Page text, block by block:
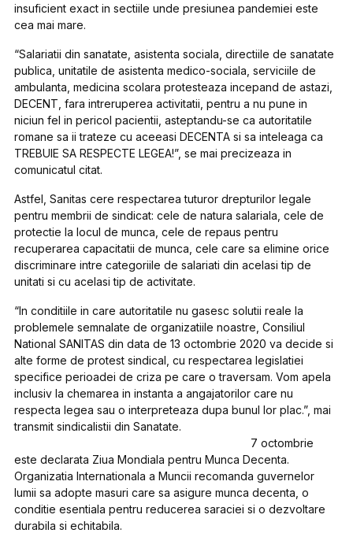
insuficient exact in sectiile unde presiunea pandemiei este
cea mai mare.
“Salariatii din sanatate, asistenta sociala, directiile de sanatate
publica, unitatile de asistenta medico-sociala, serviciile de
ambulanta, medicina scolara protesteaza incepand de astazi,
DECENT, fara intreruperea activitatii, pentru a nu pune in
niciun fel in pericol pacientii, asteptandu-se ca autoritatile
romane sa ii trateze cu aceeasi DECENTA si sa inteleaga ca
TREBUIE SA RESPECTE LEGEA!”, se mai precizeaza in
comunicatul citat.
Astfel, Sanitas cere respectarea tuturor drepturilor legale
pentru membrii de sindicat: cele de natura salariala, cele de
protectie la locul de munca, cele de repaus pentru
recuperarea capacitatii de munca, cele care sa elimine orice
discriminare intre categoriile de salariati din acelasi tip de
unitati si cu acelasi tip de activitate.
“In conditiile in care autoritatile nu gasesc solutii reale la
problemele semnalate de organizatiile noastre, Consiliul
National SANITAS din data de 13 octombrie 2020 va decide si
alte forme de protest sindical, cu respectarea legislatiei
specifice perioadei de criza pe care o traversam. Vom apela
inclusiv la chemarea in instanta a angajatorilor care nu
respecta legea sau o interpreteaza dupa bunul lor plac.”, mai
transmit sindicalistii din Sanatate.
7 octombrie
este declarata Ziua Mondiala pentru Munca Decenta.
Organizatia Internationala a Muncii recomanda guvernelor
lumii sa adopte masuri care sa asigure munca decenta, o
conditie esentiala pentru reducerea saraciei si o dezvoltare
durabila si echitabila.